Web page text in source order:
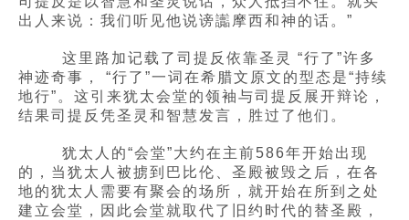
出人来说：我们听见他说谤讟摩西和神的话。”
这里路加记载了司提反依靠圣灵 “行了”许多
神迹奇事， “行了”一词在希腊文原文的型态是“持续
地行”。这引来犹太会堂的领袖与司提反展开辩论，
结果司提反凭圣灵和智慧发言，胜过了他们。
犹太人的“会堂”大约在主前586年开始出现
的，当犹太人被掳到巴比伦、圣殿被毁之后，在各
地的犹太人需要有聚会的场所，就开始在所到之处
建立会堂，因此会堂就取代了旧约时代的替圣殿，